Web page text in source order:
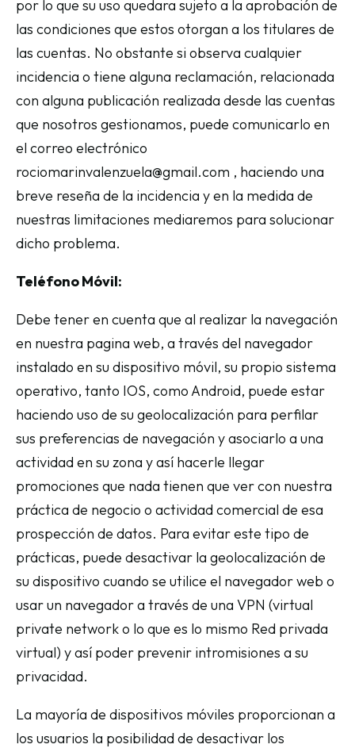
por lo que su uso quedara sujeto a la aprobación de
las condiciones que estos otorgan a los titulares de
las cuentas. No obstante si observa cualquier
incidencia o tiene alguna reclamación, relacionada
con alguna publicación realizada desde las cuentas
que nosotros gestionamos, puede comunicarlo en
el correo electrónico
rociomarinvalenzuela@gmail.com , haciendo una
breve reseña de la incidencia y en la medida de
nuestras limitaciones mediaremos para solucionar
dicho problema.
Teléfono Móvil:
Debe tener en cuenta que al realizar la navegación
en nuestra pagina web, a través del navegador
instalado en su dispositivo móvil, su propio sistema
operativo, tanto IOS, como Android, puede estar
haciendo uso de su geolocalización para perfilar
sus preferencias de navegación y asociarlo a una
actividad en su zona y así hacerle llegar
promociones que nada tienen que ver con nuestra
práctica de negocio o actividad comercial de esa
prospección de datos. Para evitar este tipo de
prácticas, puede desactivar la geolocalización de
su dispositivo cuando se utilice el navegador web o
usar un navegador a través de una VPN (virtual
private network o lo que es lo mismo Red privada
virtual) y así poder prevenir intromisiones a su
privacidad.
La mayoría de dispositivos móviles proporcionan a
los usuarios la posibilidad de desactivar los